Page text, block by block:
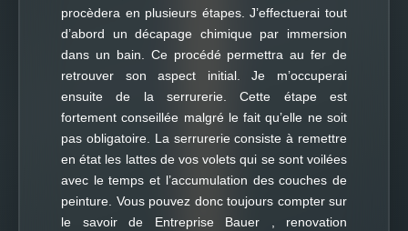
procèdera en plusieurs étapes. J’effectuerai tout
d’abord un décapage chimique par immersion
dans un bain. Ce procédé permettra au fer de
retrouver son aspect initial. Je m’occuperai
ensuite de la serrurerie. Cette étape est
fortement conseillée malgré le fait qu’elle ne soit
pas obligatoire. La serrurerie consiste à remettre
en état les lattes de vos volets qui se sont voilées
avec le temps et l’accumulation des couches de
peinture. Vous pouvez donc toujours compter sur
le savoir de Entreprise Bauer , renovation